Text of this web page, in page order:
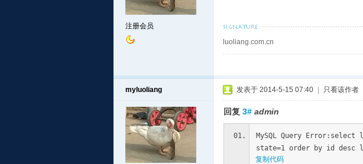
注册会员
luoliang.com.cn
myluoliang 发表于 2014-5-15 07:40 只看该作者
回复 3# admin
MySQL Query
state=1 order by id desc
复制代码